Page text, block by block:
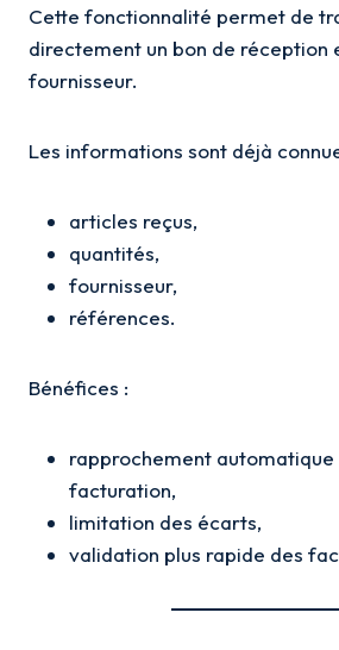
Cette fonctionnalité permet de
directement un bon de réception
fournisseur.
Les informations sont déjà
articles reçus,
quantités,
fournisseur,
références.
Bénéfices :
rapprochement
facturation,
limitation des écarts,
validation plus rapide des